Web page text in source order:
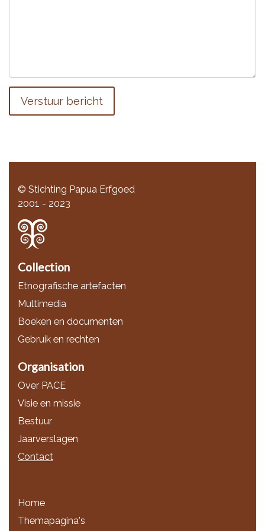
Verstuur bericht
© Stichting Papua Erfgoed
2001 - 2023
Collection
Etnografische artefacten
Multimedia
Boeken en documenten
Gebruik en rechten
Organisation
Over PACE
Visie en missie
Bestuur
Jaarverslagen
Contact
Home
Themapagina's